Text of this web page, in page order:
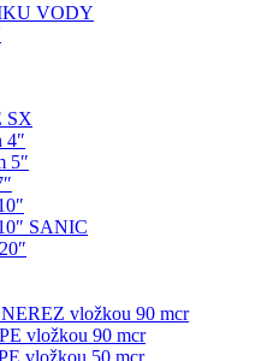
VODY
SX
4″
5″
SANIC
vložkou 90 mcr
vložkou 90 mcr
vložkou 50 mcr